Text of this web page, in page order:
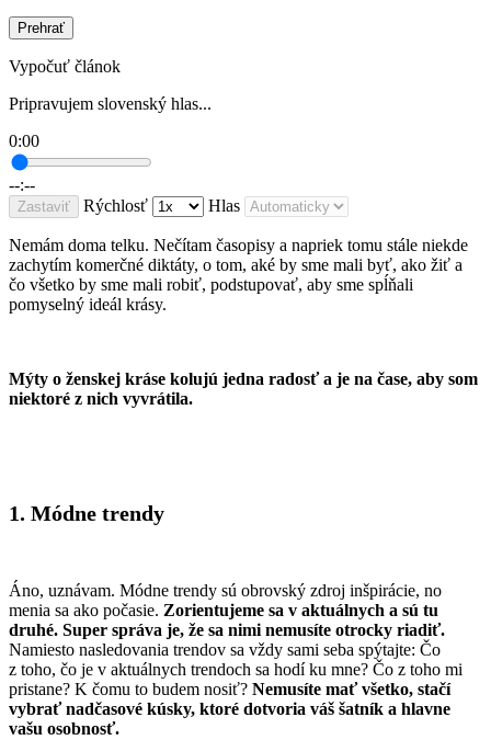
Prehrať
Vypočuť článok
Pripravujem slovenský hlas...
0:00
--:--
Zastaviť Rýchlosť Hlas
Nemám doma telku. Nečítam časopisy a napriek tomu stále niekde
zachytím komerčné diktáty, o tom, aké by sme mali byť, ako žiť a
čo všetko by sme mali robiť, podstupovať, aby sme spĺňali
pomyselný ideál krásy.
Mýty o ženskej kráse kolujú jedna radosť a je na čase, aby som
niektoré z nich vyvrátila.
1. Módne trendy
Áno, uznávam. Módne trendy sú obrovský zdroj inšpirácie, no
menia sa ako počasie. Zorientujeme sa v aktuálnych a sú tu
druhé. Super správa je, že sa nimi nemusíte otrocky riadiť.
Namiesto nasledovania trendov sa vždy sami seba spýtajte: Čo
z toho, čo je v aktuálnych trendoch sa hodí ku mne? Čo z toho mi
pristane? K čomu to budem nosiť? Nemusíte mať všetko, stačí
vybrať nadčasové kúsky, ktoré dotvoria váš šatník a hlavne
vašu osobnosť.